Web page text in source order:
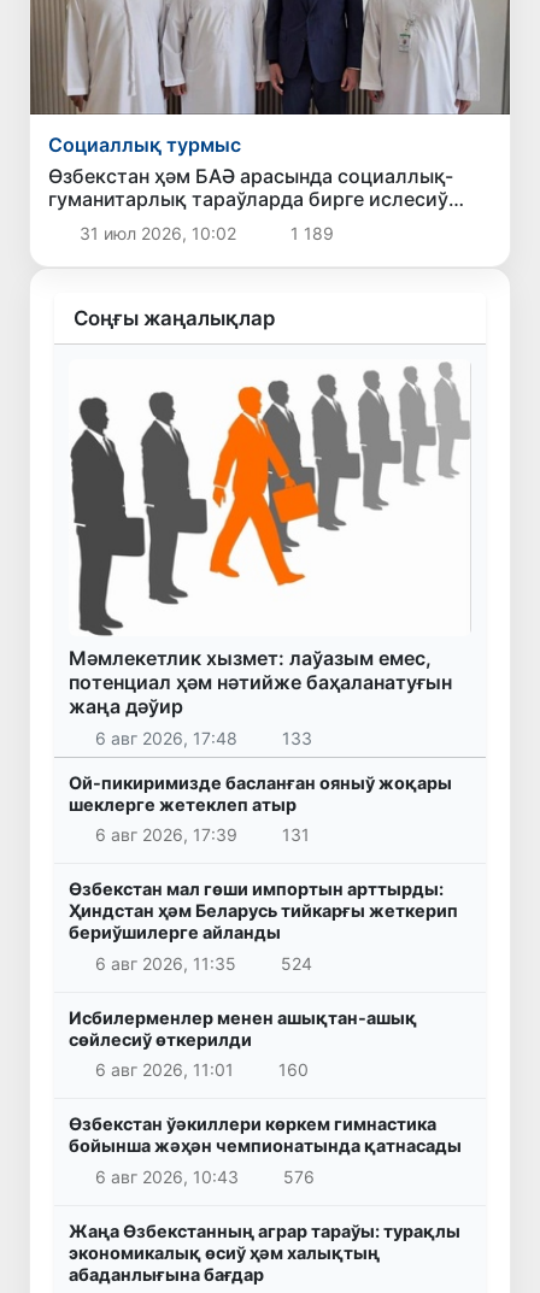
Социаллық турмыс
Өзбекстан ҳәм БАӘ арасында социаллық-
гуманитарлық тараўларда бирге ислесиў
жойбарлары келисип алынды
31 июл 2026, 10:02 1 189
Соңғы жаңалықлар
Мәмлекетлик хызмет: лаўазым емес,
потенциал ҳәм нәтийже баҳаланатуғын
жаңа дәўир
6 авг 2026, 17:48 133
Ой-пикиримизде басланған ояныў жоқары
шеклерге жетеклеп атыр
6 авг 2026, 17:39
131
Өзбекстан мал гөши импортын арттырды:
Ҳиндстан ҳәм Беларусь тийкарғы жеткерип
бериўшилерге айланды
6 авг 2026, 11:35
524
Исбилерменлер менен ашықтан-ашық
сөйлесиў өткерилди
6 авг 2026, 11:01
160
Өзбекстан ўәкиллери көркем гимнастика
бойынша жәҳән чемпионатында қатнасады
6 авг 2026, 10:43
576
Жаңа Өзбекстанның аграр тараўы: турақлы
экономикалық өсиў ҳәм халықтың
абаданлығына бағдар